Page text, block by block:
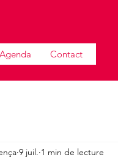
Agenda Contact
9 juil. 1 min de lecture